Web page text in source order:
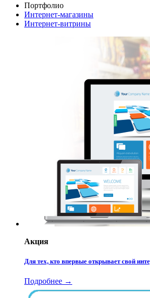
Портфолио
Интернет-магазины
Интернет-витрины
Акция
Для тех, кто впервые открывает свой
Подробнее →